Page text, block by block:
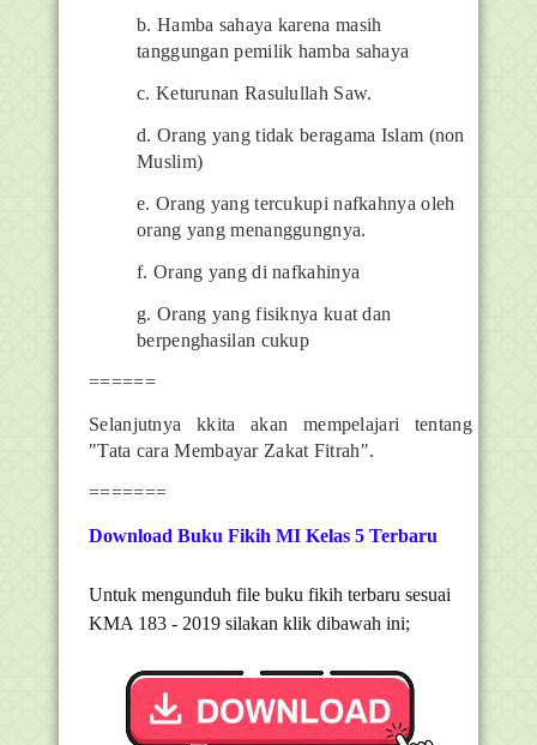
b. Hamba sahaya karena masih
tanggungan pemilik hamba sahaya
c. Keturunan Rasulullah Saw.
d. Orang yang tidak beragama Islam (non
Muslim)
e. Orang yang tercukupi nafkahnya oleh
orang yang menanggungnya.
f. Orang yang di nafkahinya
g. Orang yang fisiknya kuat dan
berpenghasilan cukup
======
Selanjutnya kkita akan mempelajari tentang
"Tata cara Membayar Zakat Fitrah".
=======
Download Buku Fikih MI Kelas 5 Terbaru
Untuk mengunduh file buku fikih terbaru sesuai
KMA 183 - 2019 silakan klik dibawah ini;